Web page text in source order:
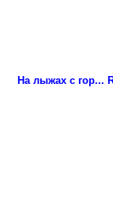
На лыжах с гор...